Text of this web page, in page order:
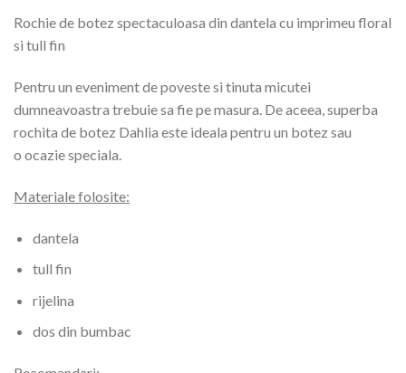
Rochie de botez spectaculoasa din dantela cu imprimeu floral
si tull fin
Pentru un eveniment de poveste si tinuta micutei
dumneavoastra trebuie sa fie pe masura. De aceea, superba
rochita de botez Dahlia este ideala pentru un botez sau
o ocazie speciala.
Materiale folosite:
dantela
tull fin
rijelina
dos din bumbac